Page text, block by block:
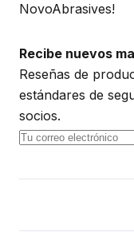
NovoAbrasives!
Recibe nuevos
Reseñas de
estándares de
socios.